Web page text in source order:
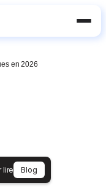
en 2026
lire Blog